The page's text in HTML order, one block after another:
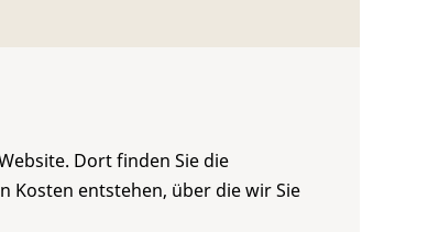
Dort finden Sie die
Kosten entstehen, über die wir Sie